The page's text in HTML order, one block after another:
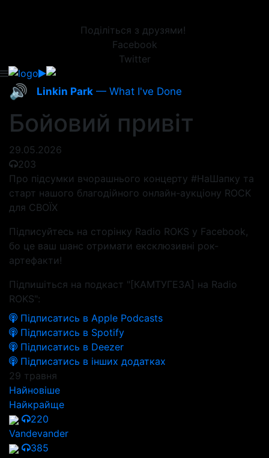
Поділіться з друзями!
Facebook
Twitter
🔊 Linkin Park — What I've Done
Бойовий привіт
29.05.2026
203
Про підсумки вчорашнього концерту #НаШапку та
старт нашого благодійного онлайн-аукціону ROCK
для СВОЇХ
Підписуйтесь на сторінку Radio ROKS у Facebook,
бо це ваш шанс отримати ексклюзивні рок-
артефакти!
Підпишіться на подкаст "[КАМТУГЕЗА] на Radio
ROKS":
Підписатись в Apple Podcasts
Підписатись в Spotify
Підписатись в Deezer
Підписатись в інших додатках
29 травня
Найновіше
Найкрайще
220
Vandevander
385